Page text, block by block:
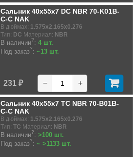
Сальник 40x55x7 DC NBR 70-K01B-
C-C NAK
В дюймах: 1.575x2.165x0.276
Тип: DC Материал: NBR
В наличии?: 4 шт.
Под заказ?: ~13 шт.
231 ₽ − +
Сальник 40x55x7 TC NBR 70-B01B-
C-C NAK
В дюймах: 1.575x2.165x0.276
Тип: TC Материал: NBR
В наличии?: >100 шт.
Под заказ?: ~ >1133 шт.